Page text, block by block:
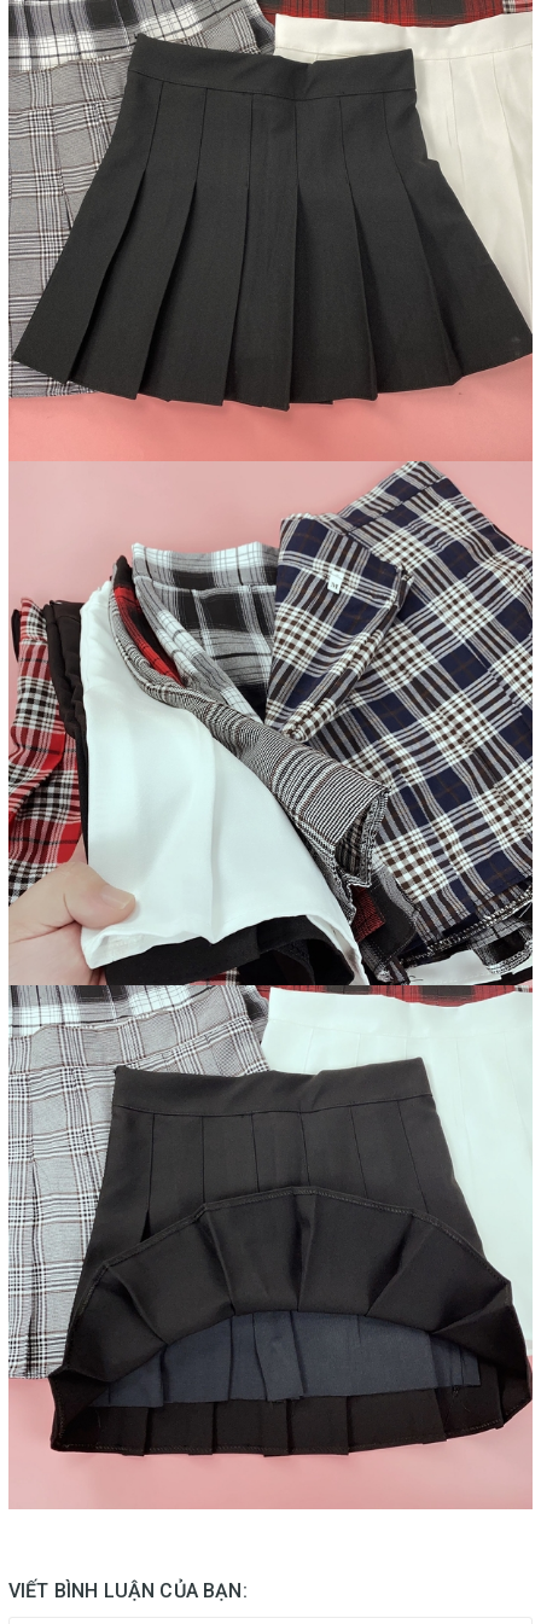
VIẾT BÌNH LUẬN CỦA BẠN: